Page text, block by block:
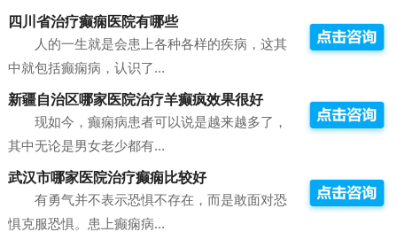
四川省治疗癫痫医院有哪些
人的一生就是会患上各种各样的疾病，这其
中就包括癫痫病，认识了...
新疆自治区哪家医院治疗羊癫疯效果很好
现如今，癫痫病患者可以说是越来越多了，
其中无论是男女老少都有...
武汉市哪家医院治疗癫痫比较好
有勇气并不表示恐惧不存在，而是敢面对恐
惧克服恐惧。患上癫痫病...